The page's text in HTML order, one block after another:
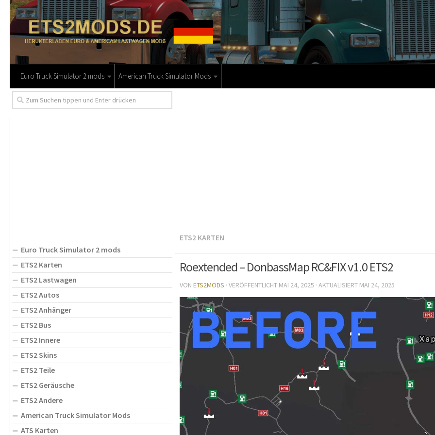
Euro Truck Simulator 2 mods American Truck Simulator Mods
ETS2 KARTEN
Roextended – DonbassMap RC&FIX v1.0 ETS2
VON ETS2MODS · VERÖFFENTLICHT MAI 24, 2025 · AKTUALISIERT MAI 24, 2025
Euro Truck Simulator 2 mods
ETS2 Karten
ETS2 Lastwagen
ETS2 Autos
ETS2 Anhänger
ETS2 Bus
ETS2 Innere
ETS2 Skins
ETS2 Teile
ETS2 Geräusche
ETS2 Andere
American Truck Simulator Mods
ATS Karten